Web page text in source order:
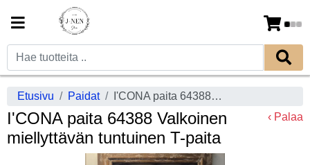
Etusivu Paidat I'CONA paita 64388 Valkoinen miellyttävän tuntuinen T-paita
I'CONA paita 64388 Valkoinen
miellyttävän tuntuinen T-paita
‹ Palaa